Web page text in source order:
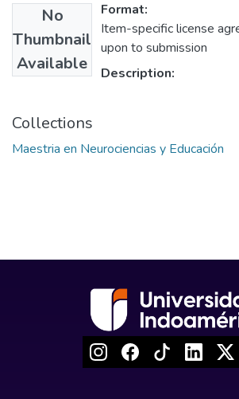
No
Thumbnail
Available
Format:
Item-specific license
upon to submission
Description:
Collections
Maestria en Neurociencias y Educación